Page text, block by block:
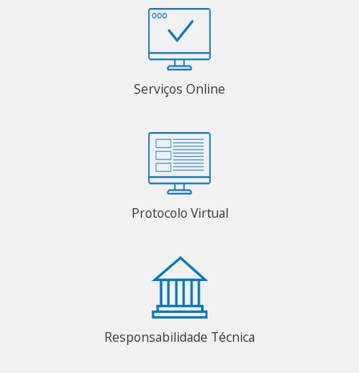
Serviços Online
Protocolo Virtual
Responsabilidade Técnica